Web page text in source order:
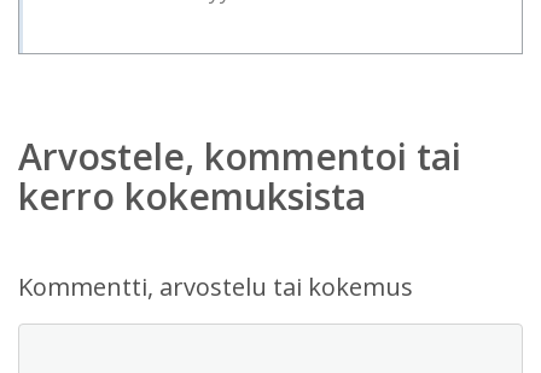
Arvostele, kommentoi tai
kerro kokemuksista
Kommentti, arvostelu tai kokemus